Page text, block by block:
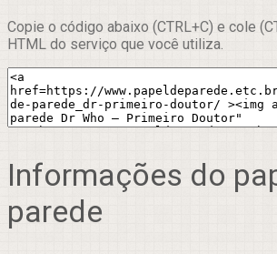
Copie o código abaixo (CTRL+C) e cole
HTML do serviço que você utiliza.
Informações do
parede